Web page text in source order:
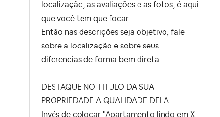
localização, as avaliações e as fotos, é aqui
que você tem que focar.
Então nas descrições seja objetivo, fale
sobre a localização e sobre seus
diferencias de forma bem direta.
DESTAQUE NO TITULO DA SUA
PROPRIEDADE A QUALIDADE DELA...
Invés de colocar "Apartamento lindo em X